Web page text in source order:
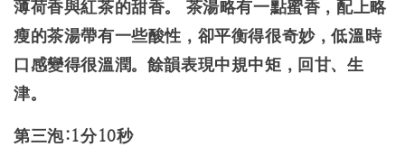
薄荷香與紅茶的甜香。 茶湯略有一點蜜香，配上略
瘦的茶湯帶有一些酸性，卻平衡得很奇妙，低溫時
口感變得很溫潤。餘韻表現中規中矩，回甘、生
津。
第三泡:1分10秒